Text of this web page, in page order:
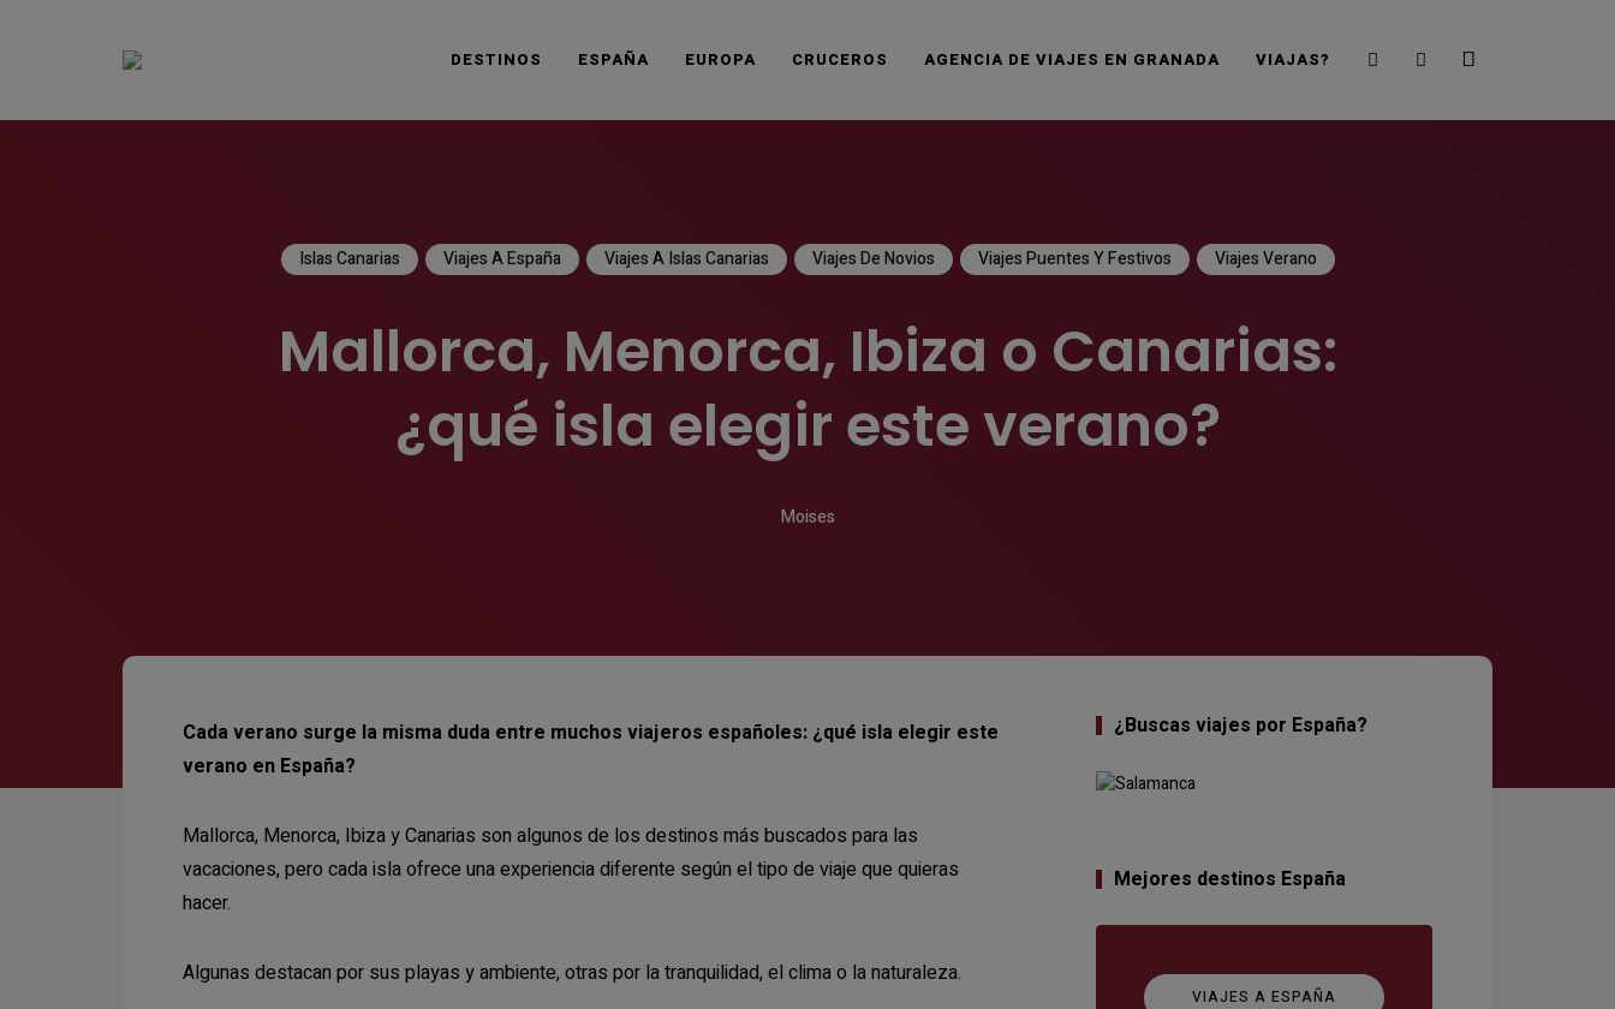
DESTINOS ESPAÑA EUROPA CRUCEROS AGENCIA DE VIAJES EN GRANADA VIAJAS? SearchSidebar
Islas Canarias Viajes A España Viajes A Islas Canarias Viajes De Novios Viajes Puentes Y Festivos Viajes Verano
Mallorca, Menorca, Ibiza o Canarias:
¿qué isla elegir este verano?
Moises
Cada verano surge la misma duda entre muchos viajeros españoles: ¿qué isla elegir este
verano en España?
Mallorca, Menorca, Ibiza y Canarias son algunos de los destinos más buscados para las
vacaciones, pero cada isla ofrece una experiencia diferente según el tipo de viaje que quieras
hacer.
Algunas destacan por sus playas y ambiente, otras por la tranquilidad, el clima o la naturaleza.
¿Buscas viajes por España?
Mejores destinos España
VIAJES A ESPAÑA